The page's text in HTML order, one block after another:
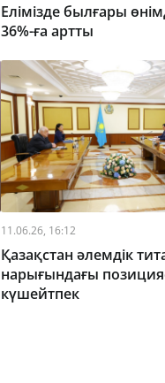
Елімізде былғары
36%-ға артты
11.06.26, 16:12
Қазақстан әлемдік
нарығындағы
күшейтпек